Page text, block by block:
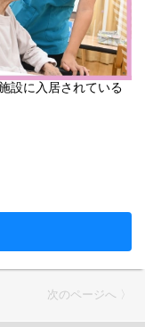
設に入居されている
次のページへ 〉